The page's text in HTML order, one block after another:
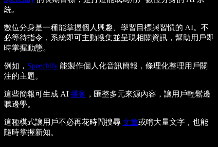
統。
數位分身是一種能掌握個人興趣、學習目標與習慣的 AI。不
必等待指令，系統即可主動搜集並呈現相關資訊，幫助用戶即
時掌握動態。
例如， Speechify 能製作個人化音訊簡報，條理化整理用戶關
注的主題。
這些簡報可生成 AI 播客 ，匯整多元來源內容，讓用戶輕鬆邊
聽邊學。
這種模式讓用戶不必再花時間搜尋 文章或啃大量文字，也能
隨時掌握新知。